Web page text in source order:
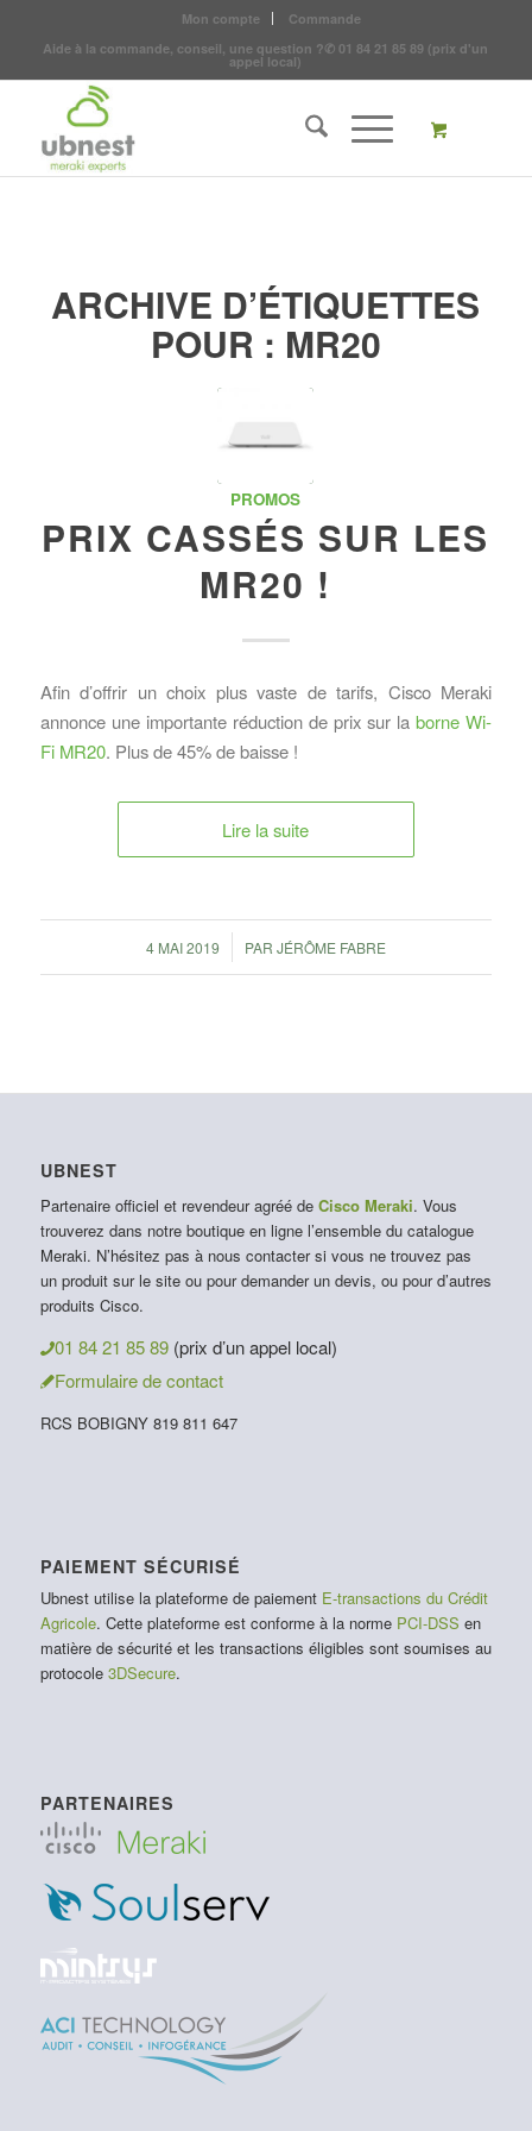
Mon compte
Commande
Aide à la commande, conseil, une question ?✆ 01 84 21 85 89 (prix d'un
appel local)
ARCHIVE D’ÉTIQUETTES
POUR : MR20
PROMOS
PRIX CASSÉS SUR LES
MR20 !
Afin d’offrir un choix plus vaste de tarifs, Cisco Meraki
annonce une importante réduction de prix sur laborne Wi-
Fi MR20. Plus de 45% de baisse !
Lire la suite
4 MAI 2019
/ PAR JÉRÔME FABRE
UBNEST
Partenaire officiel et revendeur agréé de Cisco Meraki. Vous
trouverez dans notre boutique en ligne l’ensemble du catalogue
Meraki. N’hésitez pas à nous contacter si vous ne trouvez pas
un produit sur le site ou pour demander un devis, ou pour d’autres
produits Cisco.
01 84 21 85 89 (prix d’un appel local)
Formulaire de contact
RCS BOBIGNY 819 811 647
PAIEMENT SÉCURISÉ
Ubnest utilise la plateforme de paiement E-transactions du Crédit
Agricole. Cette plateforme est conforme à la norme PCI-DSS en
matière de sécurité et les transactions éligibles sont soumises au
protocole 3DSecure.
PARTENAIRES